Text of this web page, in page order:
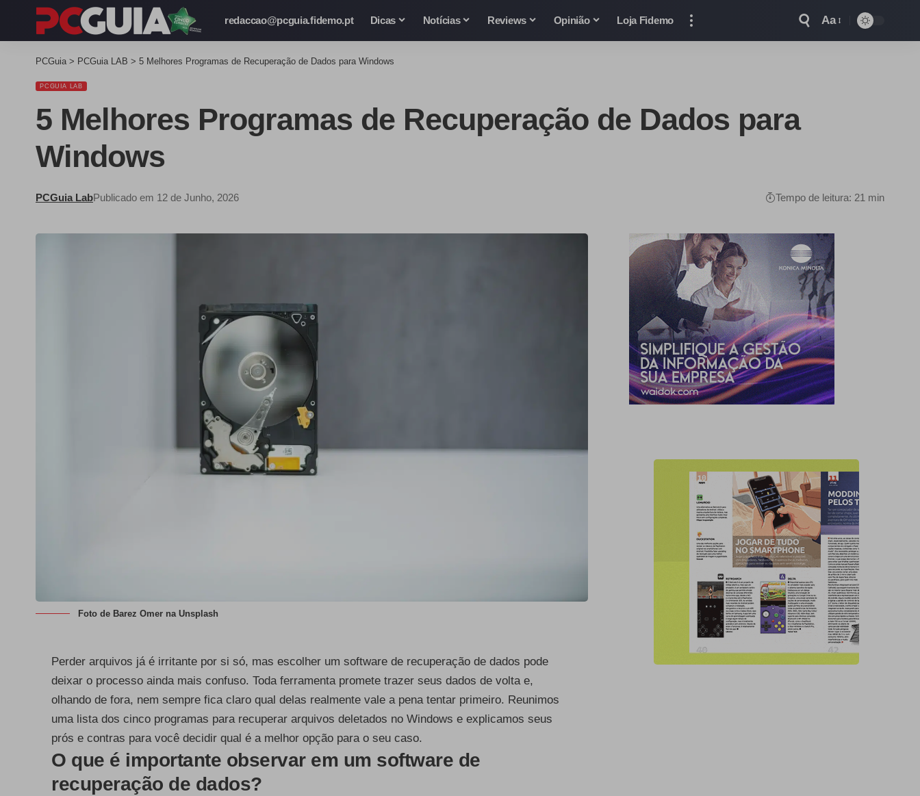
redaccao@pcguia.fidemo.pt Dicas Notícias Reviews Opinião Loja Fidemo Aa
PCGuia > PCGuia LAB > 5 Melhores Programas de Recuperação de Dados para Windows
PCGUIA LAB
5 Melhores Programas de Recuperação de Dados para
Windows
PCGuia LabPublicado em 12 de Junho, 2026 Tempo de leitura: 21 min
Foto de Barez Omer na Unsplash
Perder arquivos já é irritante por si só, mas escolher um software de recuperação de dados pode
deixar o processo ainda mais confuso. Toda ferramenta promete trazer seus dados de volta e,
olhando de fora, nem sempre fica claro qual delas realmente vale a pena tentar primeiro. Reunimos
uma lista dos cinco programas para recuperar arquivos deletados no Windows e explicamos seus
prós e contras para você decidir qual é a melhor opção para o seu caso.
O que é importante observar em um software de
recuperação de dados?